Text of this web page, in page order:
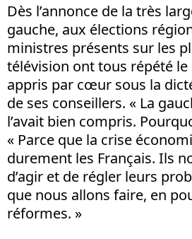
Dès l’annonce de la très
gauche, aux élections
ministres présents sur les
télévision ont tous répété
appris par cœur sous la
de ses conseillers. « La
l’avait bien compris.
« Parce que la crise
durement les Français. Ils
d’agir et de régler leurs
que nous allons faire, en
réformes. »